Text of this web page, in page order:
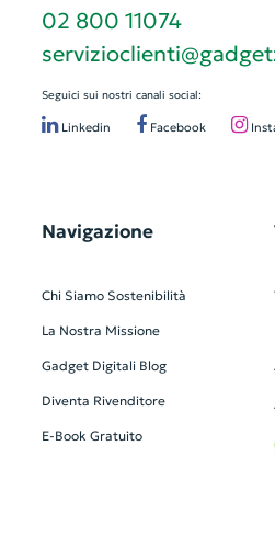
02 800 11074
Seguici sui nostri canali social:
Linkedin Facebook
Navigazione
Chi Siamo Sostenibilità
La Nostra Missione
Gadget Digitali Blog
Diventa Rivenditore
E-Book Gratuito